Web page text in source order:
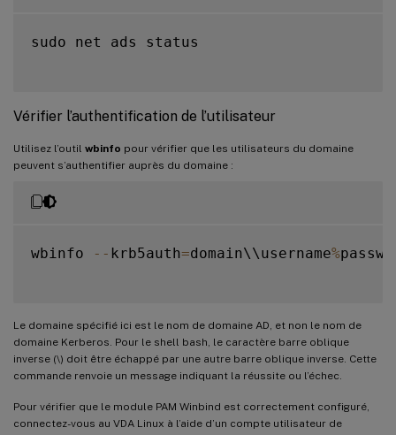
sudo net ads status
Vérifier l’authentification de l’utilisateur
Utilisez l’outil wbinfo pour vérifier que les utilisateurs du domaine
peuvent s’authentifier auprès du domaine :
wbinfo -- krb5auth=domain\\username%
Le domaine spécifié ici est le nom de domaine AD, et non le nom de
domaine Kerberos. Pour le shell bash, le caractère barre oblique
inverse (\) doit être échappé par une autre barre oblique inverse. Cette
commande renvoie un message indiquant la réussite ou l’échec.
Pour vérifier que le module PAM Winbind est correctement configuré,
connectez-vous au VDA Linux à l’aide d’un compte utilisateur de